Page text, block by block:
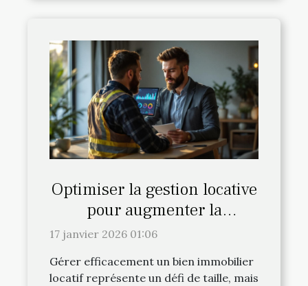
Optimiser la gestion locative
pour augmenter la
rentabilité?
17 janvier 2026 01:06
Gérer efficacement un bien immobilier
locatif représente un défi de taille, mais